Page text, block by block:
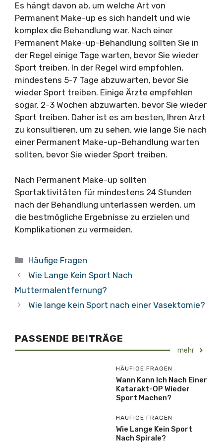
Es hängt davon ab, um welche Art von
Permanent Make-up es sich handelt und wie
komplex die Behandlung war. Nach einer
Permanent Make-up-Behandlung sollten Sie in
der Regel einige Tage warten, bevor Sie wieder
Sport treiben. In der Regel wird empfohlen,
mindestens 5-7 Tage abzuwarten, bevor Sie
wieder Sport treiben. Einige Ärzte empfehlen
sogar, 2-3 Wochen abzuwarten, bevor Sie wieder
Sport treiben. Daher ist es am besten, Ihren Arzt
zu konsultieren, um zu sehen, wie lange Sie nach
einer Permanent Make-up-Behandlung warten
sollten, bevor Sie wieder Sport treiben.
Nach Permanent Make-up sollten
Sportaktivitäten für mindestens 24 Stunden
nach der Behandlung unterlassen werden, um
die bestmögliche Ergebnisse zu erzielen und
Komplikationen zu vermeiden.
Kategorien
Häufige Fragen
Wie Lange Kein Sport Nach
Muttermalentfernung?
Wie lange kein Sport nach einer Vasektomie?
PASSENDE BEITRÄGE
mehr
HÄUFIGE FRAGEN
Wann Kann Ich Nach Einer
Katarakt-OP Wieder
Sport Machen?
HÄUFIGE FRAGEN
Wie Lange Kein Sport
Nach Spirale?